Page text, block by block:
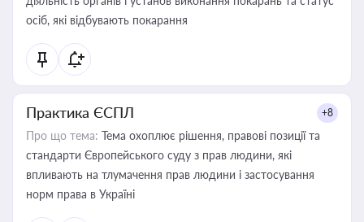
осіб, які відбувають покарання
Практика ЄСПЛ +8
Про що тема: Тема охоплює рішення, правові позиції та
стандарти Європейського суду з прав людини, які
впливають на тлумачення прав людини і застосування
норм права в Україні